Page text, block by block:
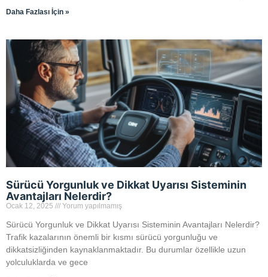
Daha Fazlası İçin »
Sürücü Yorgunluk ve Dikkat Uyarısı Sisteminin
Avantajları Nelerdir?
Ocak 12, 2025 Yorum yapılmamış
Sürücü Yorgunluk ve Dikkat Uyarısı Sisteminin Avantajları Nelerdir?
Trafik kazalarının önemli bir kısmı sürücü yorgunluğu ve
dikkatsizliğinden kaynaklanmaktadır. Bu durumlar özellikle uzun
yolculuklarda ve gece